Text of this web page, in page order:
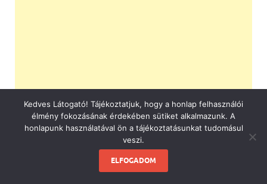
Kedves Látogató! Tájékoztatjuk, hogy a honlap felhasználói
élmény fokozásának érdekében sütiket alkalmazunk. A
honlapunk használatával ön a tájékoztatásunkat tudomásul
veszi.
ELFOGADOM